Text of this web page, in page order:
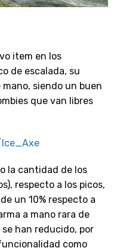
item en los
de escalada, su
siendo un buen
que van libres
la cantidad de los
respecto a los picos,
un 10% respecto a
a mano rara de
han reducido, por
como